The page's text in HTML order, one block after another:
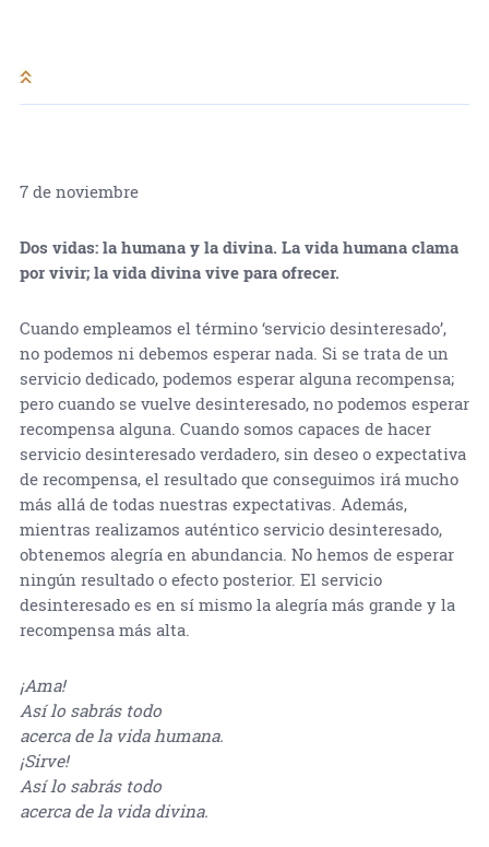
7 de noviembre
Dos vidas: la humana y la divina. La vida humana clama
por vivir; la vida divina vive para ofrecer.
Cuando empleamos el término ‘servicio desinteresado’,
no podemos ni debemos esperar nada. Si se trata de un
servicio dedicado, podemos esperar alguna recompensa;
pero cuando se vuelve desinteresado, no podemos esperar
recompensa alguna. Cuando somos capaces de hacer
servicio desinteresado verdadero, sin deseo o expectativa
de recompensa, el resultado que conseguimos irá mucho
más allá de todas nuestras expectativas. Además,
mientras realizamos auténtico servicio desinteresado,
obtenemos alegría en abundancia. No hemos de esperar
ningún resultado o efecto posterior. El servicio
desinteresado es en sí mismo la alegría más grande y la
recompensa más alta.
¡Ama!
Así lo sabrás todo
acerca de la vida humana.
¡Sirve!
Así lo sabrás todo
acerca de la vida divina.